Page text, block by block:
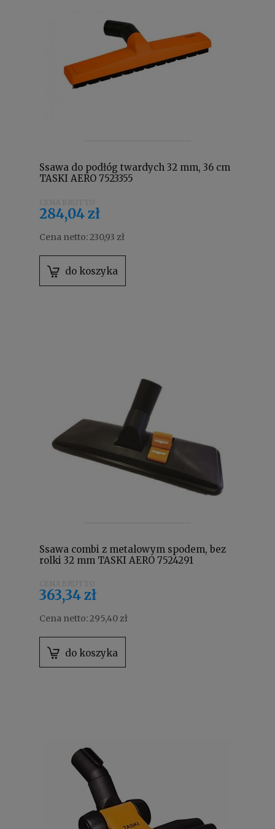
Ssawa do podłóg twardych 32 mm, 36 cm
TASKI AERO 7523355
284,04 zł
Cena netto:230,93 zł
do koszyka
Ssawa combi z metalowym spodem, bez
rolki 32 mm TASKI AERO 7524291
363,34 zł
Cena netto:295,40 zł
do koszyka